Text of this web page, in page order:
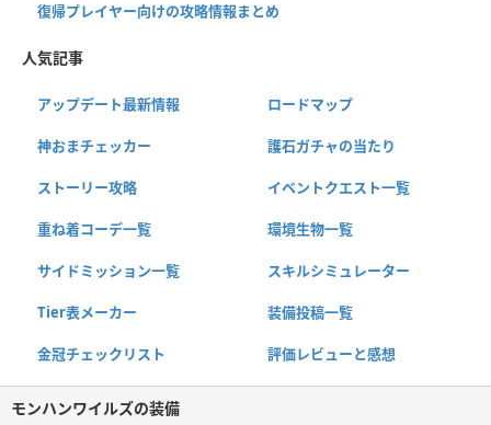
復帰プレイヤー向けの攻略情報まとめ
人気記事
アップデート最新情報 ロードマップ
神おまチェッカー 護石ガチャの当たり
ストーリー攻略 イベントクエスト一覧
重ね着コーデ一覧 環境生物一覧
サイドミッション一覧 スキルシミュレーター
Tier表メーカー 装備投稿一覧
金冠チェックリスト 評価レビューと感想
モンハンワイルズの装備